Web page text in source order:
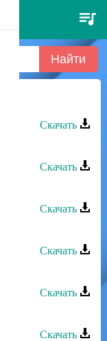
Скачать
Скачать
Скачать
Скачать
Скачать
Скачать